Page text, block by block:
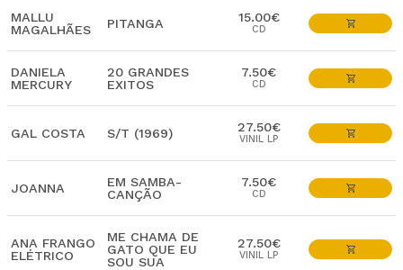
MALLU
MAGALHÃES
PITANGA 15.00€
CD
DANIELA
MERCURY
20 GRANDES
EXITOS
7.50€
CD
GAL COSTA S/T (1969) 27.50€
VINIL LP
JOANNA
EM SAMBA-
CANÇÃO
7.50€
CD
ANA FRANGO
ELÉTRICO
ME CHAMA DE
GATO QUE EU
SOU SUA
27.50€
VINIL LP